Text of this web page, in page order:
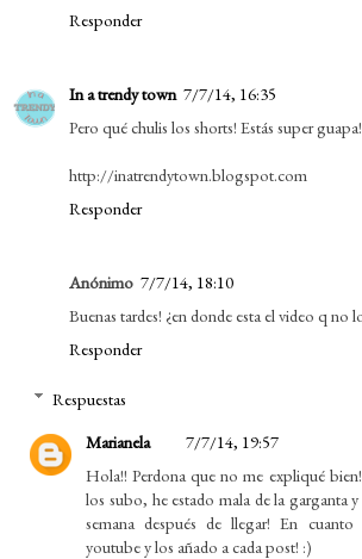
Responder
In a trendy town 7/7/14, 16:35
Pero qué chulis los shorts! Estás super guapa!
http://inatrendytown.blogspot.com
Responder
Anónimo 7/7/14, 18:10
Buenas tardes! ¿en donde esta el video q no
Responder
Respuestas
Marianela
7/7/14, 19:57
Hola!! Perdona que no me expliqué
los subo, he estado mala de la garganta
semana después de llegar! En
youtube y los añado a cada post! :)